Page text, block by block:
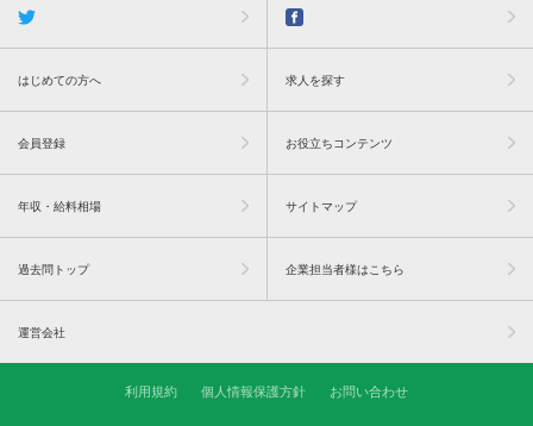
はじめての方へ 求人を探す
会員登録 お役立ちコンテンツ
年収・給料相場 サイトマップ
過去問トップ 企業担当者様はこちら
運営会社
利用規約 個人情報保護方針 お問い合わせ